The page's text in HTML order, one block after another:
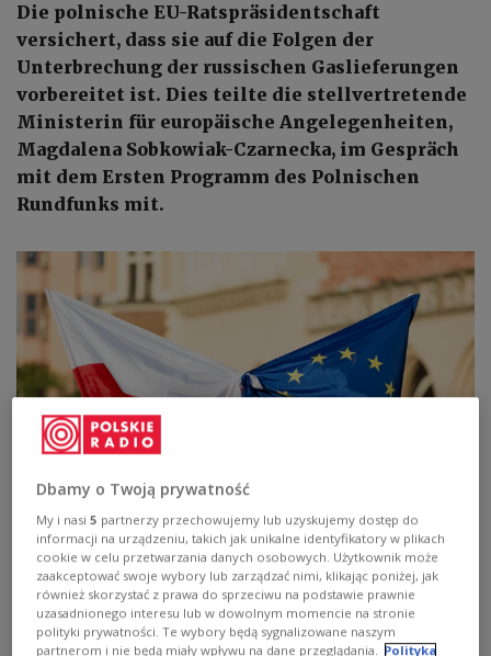
Die polnische EU-Ratspräsidentschaft
versichert, dass sie auf die Folgen der
Unterbrechung der russischen Gaslieferungen
vorbereitet ist. Dies teilte die stellvertretende
Ministerin für europäische Angelegenheiten,
Magdalena Sobkowiak-Czarnecka, im Gespräch
mit dem Ersten Programm des Polnischen
Rundfunks mit.
Polen hat um Mitternacht seine sechsmonatige Präsidentschaft in der
Union angetreten und wird deren Arbeit leiten. Sechs Stunden später
wurde die Weiterleitung von russischem Gas durch die Ukraine
eingestellt. shutterstock/Wiola Wiaderek
Polen hat um Mitternacht seine sechsmonatige
Präsidentschaft in der Europäischen Union
Dbamy o Twoją prywatność
My i nasi5 partnerzy przechowujemy lub uzyskujemy dostęp do
informacji na urządzeniu, takich jak unikalne identyfikatory w plikach
cookie w celu przetwarzania danych osobowych. Użytkownik może
zaakceptować swoje wybory lub zarządzać nimi, klikając poniżej, jak
również skorzystać z prawa do sprzeciwu na podstawie prawnie
uzasadnionego interesu lub w dowolnym momencie na stronie
polityki prywatności. Te wybory będą sygnalizowane naszym
partnerom i nie będą miały wpływu na dane przeglądania. Polityka